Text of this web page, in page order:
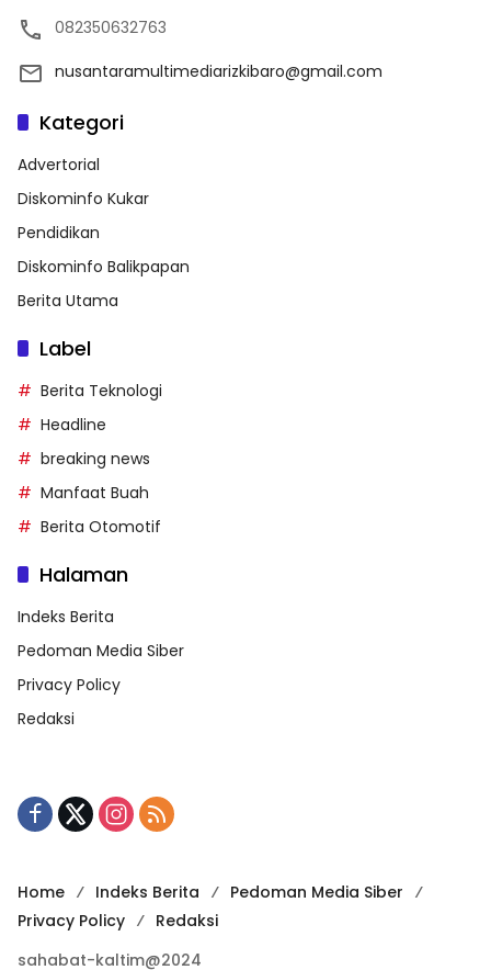
082350632763
nusantaramultimediarizkibaro@gmail.com
Kategori
Advertorial
Diskominfo Kukar
Pendidikan
Diskominfo Balikpapan
Berita Utama
Label
Berita Teknologi
Headline
breaking news
Manfaat Buah
Berita Otomotif
Halaman
Indeks Berita
Pedoman Media Siber
Privacy Policy
Redaksi
Home Indeks Berita
Pedoman Media Siber
Privacy Policy
Redaksi
sahabat-kaltim@2024